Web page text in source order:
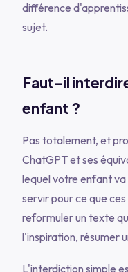
différence
sujet.
Faut-il
enfant ?
Pas totalement, et
ChatGPT et ses
lequel votre enfant
servir pour ce que
reformuler un texte
l'inspiration, résumer
L'interdiction simple